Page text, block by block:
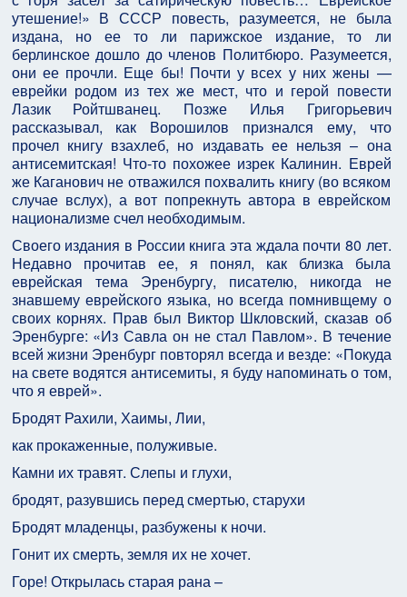
утешение!» В СССР повесть, разумеется, не была
издана, но ее то ли парижское издание, то ли
берлинское дошло до членов Политбюро. Разумеется,
они ее прочли. Еще бы! Почти у всех у них жены —
еврейки родом из тех же мест, что и герой повести
Лазик Ройтшванец. Позже Илья Григорьевич
рассказывал, как Ворошилов признался ему, что
прочел книгу взахлеб, но издавать ее нельзя – она
антисемитская! Что-то похожее изрек Калинин. Еврей
же Каганович не отважился похвалить книгу (во всяком
случае вслух), а вот попрекнуть автора в еврейском
национализме счел необходимым.
Своего издания в России книга эта ждала почти 80 лет.
Недавно прочитав ее, я понял, как близка была
еврейская тема Эренбургу, писателю, никогда не
знавшему еврейского языка, но всегда помнивщему о
своих корнях. Прав был Виктор Шкловский, сказав об
Эренбурге: «Из Савла он не стал Павлом». В течение
всей жизни Эренбург повторял всегда и везде: «Покуда
на свете водятся антисемиты, я буду напоминать о том,
что я еврей».
Бродят Рахили, Хаимы, Лии,
как прокаженные, полуживые.
Камни их травят. Слепы и глухи,
бродят, разувшись перед смертью, старухи
Бродят младенцы, разбужены к ночи.
Гонит их смерть, земля их не хочет.
Горе! Открылась старая рана –